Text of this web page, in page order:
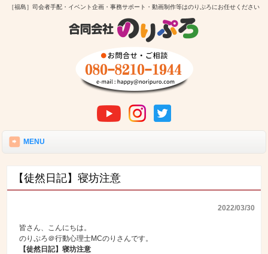
［福島］司会者手配・イベント企画・事務サポート・動画制作等はのりぷろにお任せください
MENU
【徒然日記】寝坊注意
2022/03/30
皆さん、こんにちは。
のりぷろ＠行動心理士MCのりさんです。
【徒然日記】寝坊注意